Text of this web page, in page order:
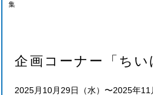
集
企画コーナー「ちい
2025月10月29日（水）〜2025年11